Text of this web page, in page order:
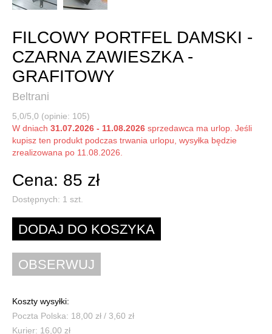
FILCOWY PORTFEL DAMSKI -
CZARNA ZAWIESZKA -
GRAFITOWY
Beltrani
5,0/5,0 (opinie: 105)
W dniach 31.07.2026 - 11.08.2026 sprzedawca ma urlop. Jeśli
kupisz ten produkt podczas trwania urlopu, wysyłka będzie
zrealizowana po 11.08.2026.
Cena: 85 zł
Dostępnych: 1 szt.
Koszty wysyłki:
Poczta Polska: 18,00 zł / 3,60 zł
Kurier: 16,00 zł